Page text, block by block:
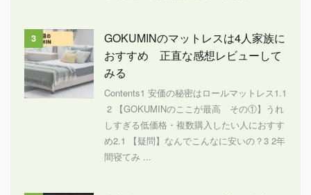
3
GOKUMINのマットレスは4人家族に
おすすめ 正直な感想レビューして
みる
Contents1 安価の秘密はロールマットレス1.1
2 【GOKUMINのここが最高 その①】うれ
しすぎる低価格・複数購入したい人におすす
め2.1 【疑問】なんでこんなに安いの？3 2年
間寝てみ ...